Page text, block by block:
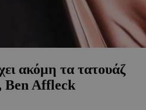
ακόμη τα τατουάζ
Ben Affleck